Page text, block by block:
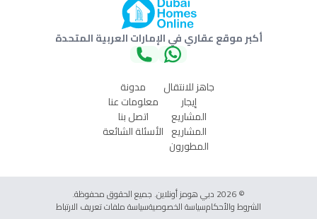
أكبر موقع عقاري في الإمارات العربية المتحدة
جاهز للانتقال
إيجار
المشاريع
المشاريع
المطورون
مدونة
معلومات عنا
اتصل بنا
الأسئلة الشائعة
© 2026 دبي هومز أونلاين. جميع الحقوق محفوظة.
الشروط والأحكامسياسة الخصوصيةسياسة ملفات تعريف الارتباط